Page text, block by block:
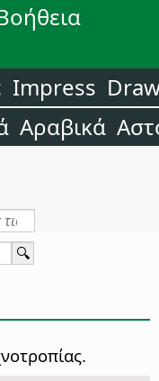
Impress
Αραβικά